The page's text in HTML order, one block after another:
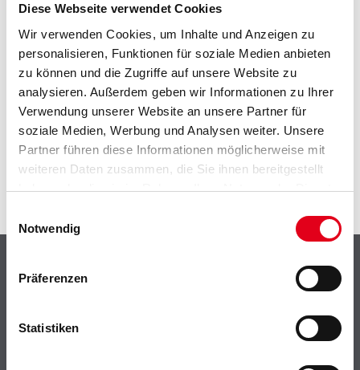
Diese Webseite verwendet Cookies
Wir verwenden Cookies, um Inhalte und Anzeigen zu
personalisieren, Funktionen für soziale Medien anbieten
zu können und die Zugriffe auf unsere Website zu
analysieren. Außerdem geben wir Informationen zu Ihrer
Verwendung unserer Website an unsere Partner für
soziale Medien, Werbung und Analysen weiter. Unsere
Partner führen diese Informationen möglicherweise mit
weiteren Daten zusammen, die Sie ihnen bereitgestellt
haben oder die sie im Rahmen Ihrer Nutzung der Dienste
Notwendig
Präferenzen
Statistiken
EIN KLEINER ZWISCHENFALL
IST AUFGETRETEN
Keine Sorge, wir pinseln schon an der Lösung und
werden das Problem so schnell wie möglich beheben.
Erkunden Sie in der Zwischenzeit unseren Online-Shop
und lassen Sie sich inspirieren.
ZURÜCK ZUM ONLINE-SHOP
Trockenbau